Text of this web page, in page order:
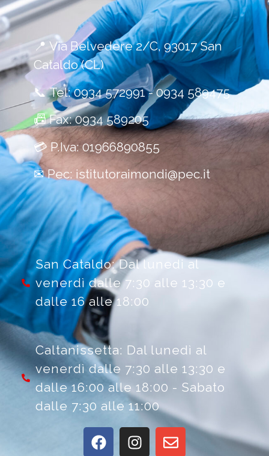
📍 Via Belvedere 2/C, 93017 San
Cataldo (CL)
📞 Tel:0934 572991-0934 589475
📠 Fax: 0934 589205
💳 P.Iva: 01966890855
✉ Pec: istitutoraimondi@pec.it
San Cataldo: Dal lunedi al
venerdì dalle 7:30 alle 13:30 e
dalle 16 alle 18:00
Caltanissetta: Dal lunedì al
venerdì dalle 7:30 alle 13:30 e
dalle 16:00 alle 18:00 - Sabato
dalle 7:30 alle 11:00